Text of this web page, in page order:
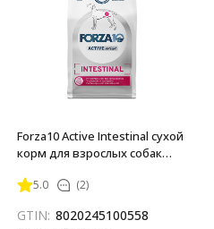
Forza10 Active Intestinal сухой
корм для взрослых собак
пищеварения - 4 кг
5.0 (2)
GTIN: 8020245100558